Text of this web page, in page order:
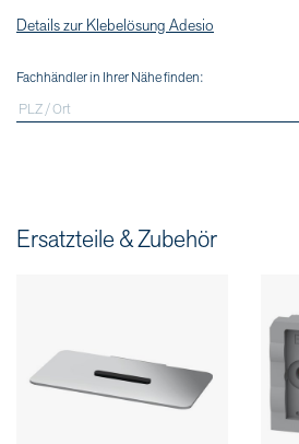
Details zur Klebelösung Adesio
Fachhändler in Ihrer Nähe finden:
Ersatzteile & Zubehör